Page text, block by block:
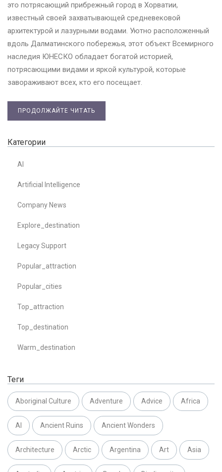
это потрясающий прибрежный город в Хорватии,
известный своей захватывающей средневековой
архитектурой и лазурными водами. Уютно расположенный
вдоль Далматинского побережья, этот объект Всемирного
наследия ЮНЕСКО обладает богатой историей,
потрясающими видами и яркой культурой, которые
завораживают всех, кто его посещает.
ПРОДОЛЖАЙТЕ ЧИТАТЬ
Категории
AI
Artificial Intelligence
Company News
Explore_destination
Legacy Support
Popular_attraction
Popular_cities
Top_attraction
Top_destination
Warm_destination
Теги
Aboriginal Culture Adventure Advice Africa
AI Ancient Ruins Ancient Wonders
Architecture Arctic Argentina Art Asia